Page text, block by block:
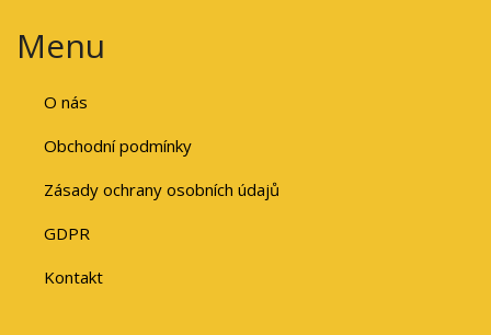
Menu
O nás
Obchodní podmínky
Zásady ochrany osobních údajů
GDPR
Kontakt